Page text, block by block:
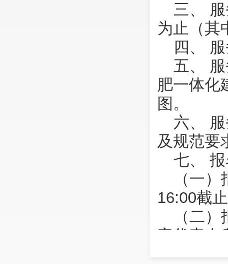
三、
为止（其
四、
五、
肥一体化
图。
六、
及规范要
七、
（一
16:00截
（二
定代表人